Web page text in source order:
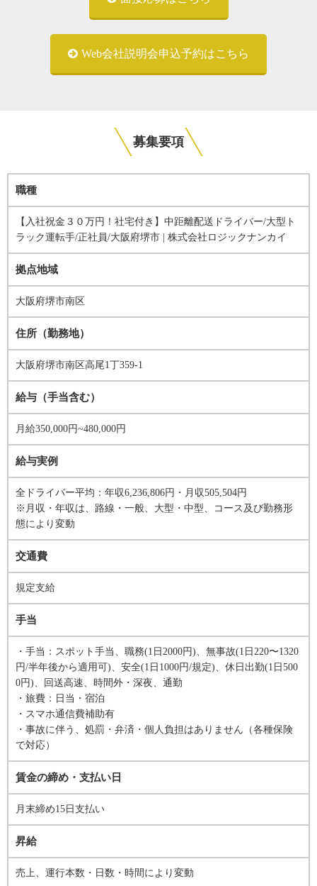
Web会社説明会申込予約はこちら
募集要項
職種
【入社祝金３０万円！社宅付き】中距離配送ドライバー/大型ト
ラック運転手/正社員/大阪府堺市 | 株式会社ロジックナンカイ
拠点地域
大阪府堺市南区
住所（勤務地）
大阪府堺市南区高尾1丁359-1
給与（手当含む）
月給350,000円~480,000円
給与実例
全ドライバー平均：年収6,236,806円・月収505,504円
※月収・年収は、路線・一般、大型・中型、コース及び勤務形
態により変動
交通費
規定支給
手当
・手当：スポット手当、職務(1日2000円)、無事故(1日220〜1320
円/半年後から適用可)、安全(1日1000円/規定)、休日出勤(1日500
0円)、回送高速、時間外・深夜、通勤
・旅費：日当・宿泊
・スマホ通信費補助有
・事故に伴う、処罰・弁済・個人負担はありません（各種保険
で対応）
賃金の締め・支払い日
月末締め15日支払い
昇給
売上、運行本数・日数・時間により変動